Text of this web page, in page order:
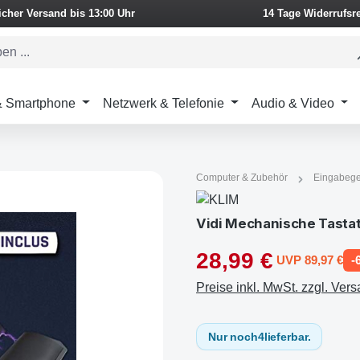
Versand bis 13:00 Uhr 14 Tage
Smartphone Netzwerk & Telefonie Audio & Video
Computer & Zubehör
Vidi Mechanische
28,99 € UVP 89,97 € -
Preise inkl. MwSt. zzgl.
Nur noch4lieferbar.